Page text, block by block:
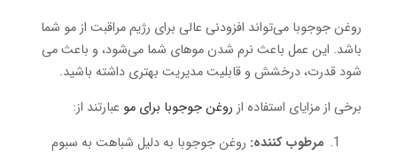
روغن جوجوبا می‌تواند افزودنی عالی برای رژیم مراقبت از مو شما
باشد. این عمل باعث نرم شدن موهای شما می‌شود، و باعث می
شود قدرت، درخشش و قابلیت مدیریت بهتری داشته باشید.
برخی از مزایای استفاده از روغن جوجوبا برای مو عبارتند از:
مرطوب کننده: روغن جوجوبا به دلیل شباهت به سبوم